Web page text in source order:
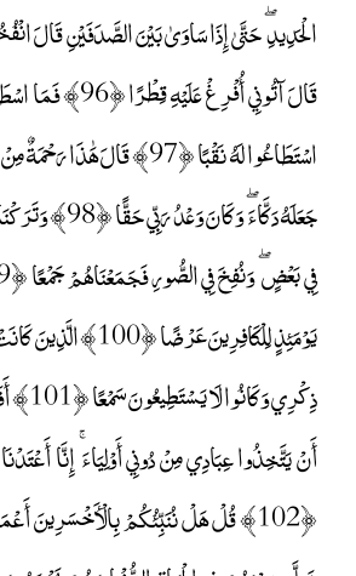
الْحَدِيدِ ۖ حَتَّىٰ إِذَا سَاوَىٰ بَيْنَ الصَّدَفَيْنِ قَالَ
قَالَ آتُونِي أُفْرِغْ
اسْتَطَاعُوا لَهُ نَقْبًا ﴿97﴾ قَالَ
جَعَلَهُ دَكَّاءَ
يَوْمَئِذٍ لِلْكَافِرِينَ
ذِكْرِي
أَنْ يَتَّخِذُوا عِبَادِي مِنْ دُونِي أَوْلِيَاءَ ۚ إِنَّا